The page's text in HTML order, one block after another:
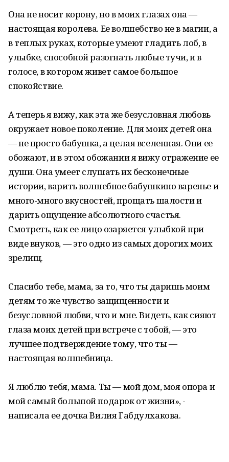
Она не носит корону, но в моих глазах она —
настоящая королева. Ее волшебство не в магии, а
в теплых руках, которые умеют гладить лоб, в
улыбке, способной разогнать любые тучи, и в
голосе, в котором живет самое большое
спокойствие.
А теперь я вижу, как эта же безусловная любовь
окружает новое поколение. Для моих детей она
— не просто бабушка, а целая вселенная. Они ее
обожают, и в этом обожании я вижу отражение ее
души. Она умеет слушать их бесконечные
истории, варить волшебное бабушкино варенье и
много-много вкусностей, прощать шалости и
дарить ощущение абсолютного счастья.
Смотреть, как ее лицо озаряется улыбкой при
виде внуков, — это одно из самых дорогих моих
зрелищ.
Спасибо тебе, мама, за то, что ты даришь моим
детям то же чувство защищенности и
безусловной любви, что и мне. Видеть, как сияют
глаза моих детей при встрече с тобой, — это
лучшее подтверждение тому, что ты —
настоящая волшебница.
Я люблю тебя, мама. Ты — мой дом, моя опора и
мой самый большой подарок от жизни», -
написала ее дочка Вилия Габдулхакова.